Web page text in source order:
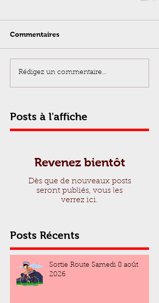
Commentaires
Rédigez un commentaire...
Posts à l'affiche
Revenez bientôt
Dès que de nouveaux posts
seront publiés, vous les
verrez ici.
Posts Récents
Sortie Route Samedi 8 août
2026